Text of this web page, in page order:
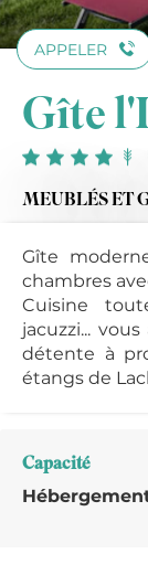
APPELER
Gîte
MEUBLÉS ET
Gîte
chambres
Cuisine
jacuzzi...
détente à
étangs de
Capacité